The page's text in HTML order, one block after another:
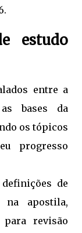
estudo
entre a
bases da
os tópicos
progresso
de
na apostila,
revisão